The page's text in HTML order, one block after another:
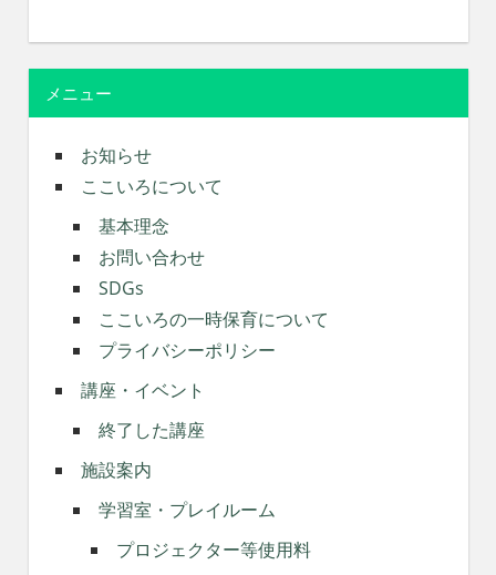
メニュー
お知らせ
ここいろについて
基本理念
お問い合わせ
SDGs
ここいろの一時保育について
プライバシーポリシー
講座・イベント
終了した講座
施設案内
学習室・プレイルーム
プロジェクター等使用料